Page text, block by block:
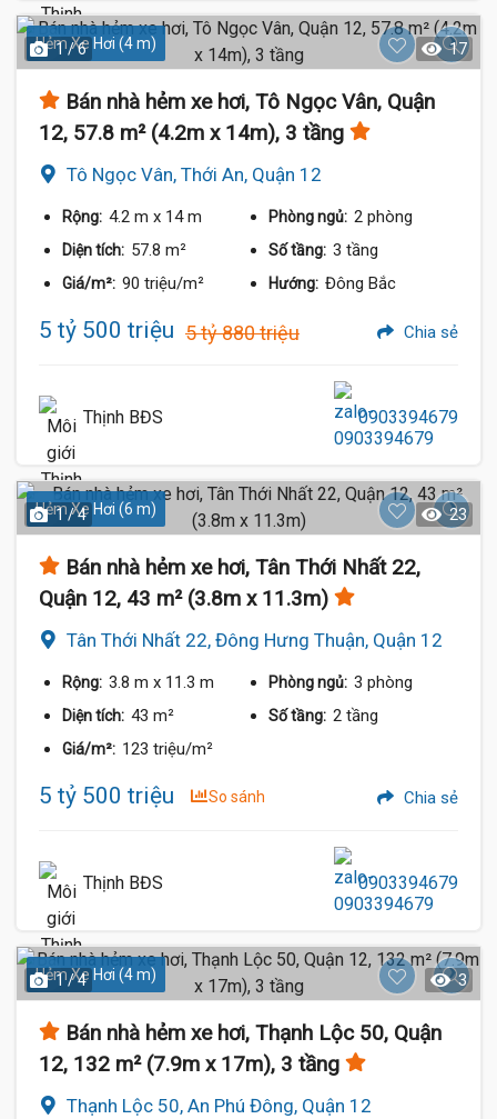
Hẻm Xe Hơi (4 m)
1 / 6 17
Bán nhà hẻm xe hơi, Tô Ngọc Vân, Quận
12, 57.8 m² (4.2m x 14m), 3 tầng
Tô Ngọc Vân, Thới An, Quận 12
Rộng: 4.2 m x 14 m Phòng ngủ: 2 phòng
Diện tích: 57.8 m² Số tầng: 3 tầng
Giá/m²: 90 triệu/m² Hướng: Đông Bắc
5 tỷ 500 triệu 5 tỷ 880 triệu Chia sẻ
Thịnh BĐS 0903394679
Hẻm Xe Hơi (6 m)
1 / 4 23
Bán nhà hẻm xe hơi, Tân Thới Nhất 22,
Quận 12, 43 m² (3.8m x 11.3m)
Tân Thới Nhất 22, Đông Hưng Thuận, Quận 12
Rộng: 3.8 m x 11.3 m Phòng ngủ: 3 phòng
Diện tích: 43 m² Số tầng: 2 tầng
Giá/m²: 123 triệu/m²
5 tỷ 500 triệu So sánh Chia sẻ
Thịnh BĐS 0903394679
Hẻm Xe Hơi (4 m)
1 / 4 3
Bán nhà hẻm xe hơi, Thạnh Lộc 50, Quận
12, 132 m² (7.9m x 17m), 3 tầng
Thạnh Lộc 50, An Phú Đông, Quận 12